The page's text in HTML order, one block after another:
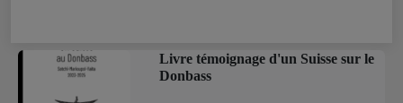
Livre témoignage d'un Suisse sur le
Donbass